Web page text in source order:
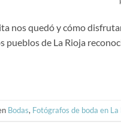
nos quedó y cómo
pueblos de La Rioja
Bodas, Fotógrafos de boda en La